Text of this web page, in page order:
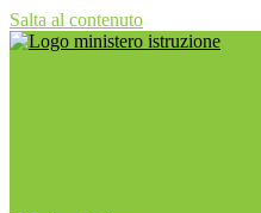
Salta al contenuto